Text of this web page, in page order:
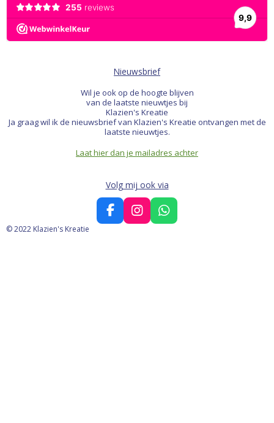
Nieuwsbrief
Wil je ook op de hoogte blijven
van de laatste nieuwtjes bij
Klazien's Kreatie
Ja graag wil ik de nieuwsbrief van Klazien's Kreatie ontvangen met de
laatste nieuwtjes.
Laat hier dan je mailadres achter
Volg mij ook via
F
a
I
n
W
h
© 2022 Klazien's Kreatie